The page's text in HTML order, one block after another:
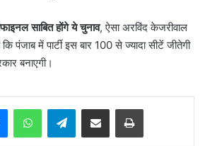
साबित होंगे ये चुनाव, ऐसा अरविंद केजरीवाल
पंजाब में पार्टी इस बार 100 से ज्यादा सीटें जीतेगी
बनाएगी।
MessengerWhatsAppTelegramShare via Email Print